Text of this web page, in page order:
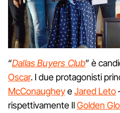
“Dallas Buyers Club” è
Oscar. I due protagonisti
McConaugheyeJared Leto
rispettivamente IlGolden